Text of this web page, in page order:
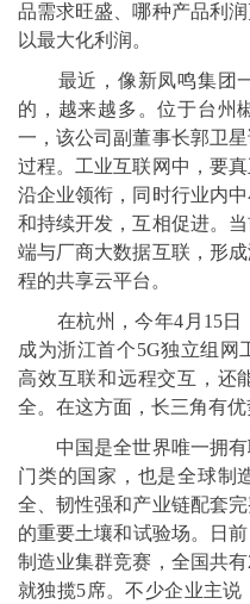
品需求旺盛、哪种产品利
以最大化利润。
最近，像新凤鸣集团一
的，越来越多。位于台州
一，该公司副董事长郭卫
过程。工业互联网中，要
沿企业领衔，同时行业内
和持续开发，互相促进。
端与厂商大数据互联，形
程的共享云平台。
在杭州，今年4月15日
成为浙江首个5G独立组网
高效互联和远程交互，还
全。在这方面，长三角有优
中国是全世界唯一拥有
门类的国家，也是全球制
全、韧性强和产业链配套
的重要土壤和试验场。日
制造业集群竞赛，全国共
就独揽5席。不少企业主